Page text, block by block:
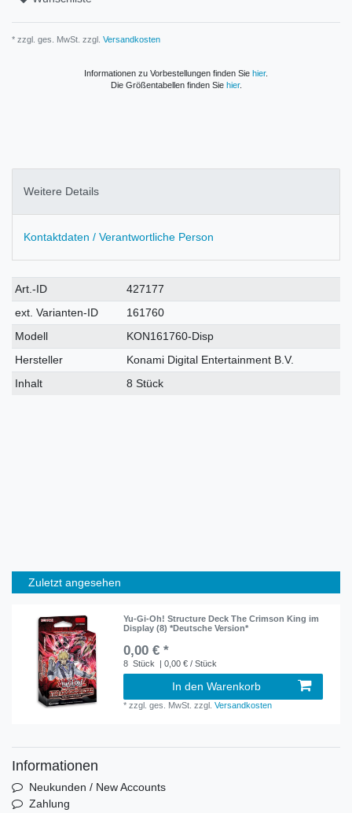
* zzgl. ges. MwSt. zzgl. Versandkosten
Informationen zu Vorbestellungen finden Sie hier.
Die Größentabellen finden Sie hier.
Weitere Details
Kontaktdaten / Verantwortliche Person
Technisches
Merkmal
Wert
Art.-ID
427177
ext. Varianten-ID
161760
Modell
KON161760-Disp
Hersteller
Konami Digital Entertainment B.V.
Inhalt
8 Stück
Zuletzt angesehen
Yu-Gi-Oh! Structure Deck The Crimson King im
Display (8) *Deutsche Version*
0,00 € *
8 Stück | 0,00 € / Stück
In den Warenkorb
*zzgl. ges. MwSt. zzgl.Versandkosten
Informationen
Neukunden / New Accounts
Zahlung